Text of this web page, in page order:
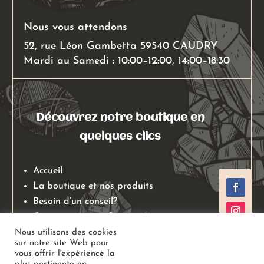
Nous vous attendons
52, rue Léon Gambetta 59540 CAUDRY
Mardi au Samedi : 10:00–12:00, 14:00–18:30
Découvrez notre boutique en
quelques clics
Accueil
La boutique et nos produits
Besoin d’un conseil?
Mentions légales
Conditions générales de ventes
Nous utilisons des cookies
sur notre site Web pour
vous offrir l'expérience la